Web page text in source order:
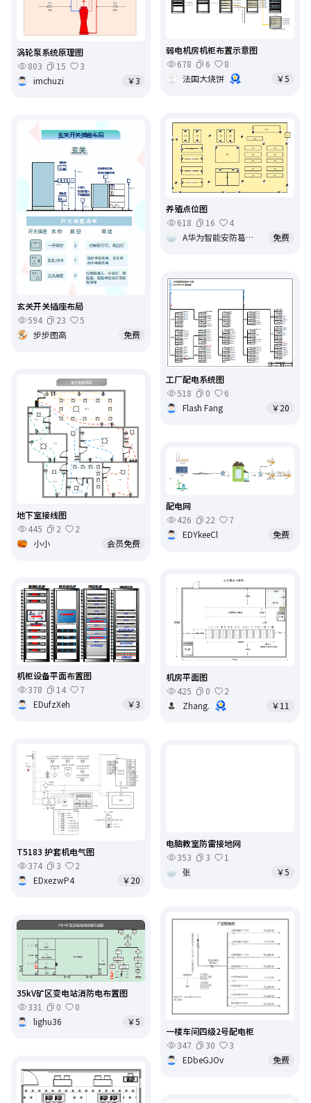
涡轮泵系统原理图
803
15
3
imchuzi
￥3
弱电机房机柜布置示意图
678
6
8
法国大烧饼
￥5
养殖点位图
618
16
4
A华为智能安防葛正林15291293693
免费
玄关开关插座布局
594
23
5
步步图高
免费
工厂配电系统图
518
0
6
Flash Fang
￥20
地下室接线图
445
2
2
小小
会员免费
配电网
426
22
7
EDYkeeCl
免费
机房平面图
425
0
2
Zhang.
￥11
机柜设备平面布置图
378
14
7
EDufzXeh
￥3
T5183 护套机电气图
374
3
2
EDxezwP4
￥20
电脑教室防雷接地网
353
3
1
张
￥5
一楼车间四级2号配电柜
347
30
3
EDbeGJOv
免费
35kV矿区变电站消防电布置图
331
0
0
lighu36
￥5